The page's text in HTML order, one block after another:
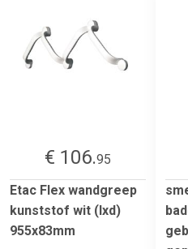
€ 106.95
Etac Flex wandgreep
kunststof wit (lxd)
955x83mm